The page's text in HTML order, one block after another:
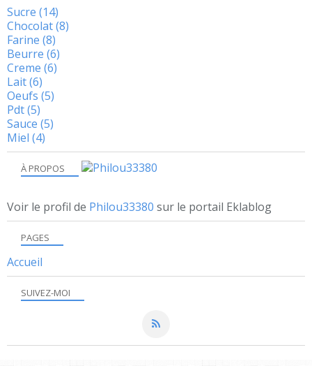
SUIVEZ-MOI
À PROPOS
Voir le profil de Philou33380 sur le portail Eklablog
PAGES
Accueil
Sucre (14)
Chocolat(8)
Farine (8)
Beurre (6)
Creme (6)
Lait(6)
Oeufs (5)
Pdt(5)
Sauce (5)
Miel (4)